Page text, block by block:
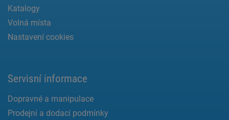
Katalogy
Volná místa
Nastavení cookies
Servisní informace
Dopravné a manipulace
Prodejní a dodací podmínky